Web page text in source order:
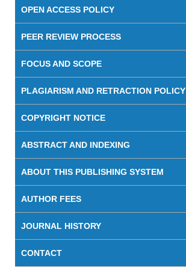
OPEN ACCESS POLICY
PEER REVIEW PROCESS
FOCUS AND SCOPE
PLAGIARISM AND RETRACTION POLICY
COPYRIGHT NOTICE
ABSTRACT AND INDEXING
ABOUT THIS PUBLISHING SYSTEM
AUTHOR FEES
JOURNAL HISTORY
CONTACT